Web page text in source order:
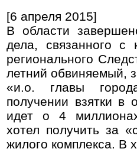
[6 апреля 2015]
В области
дела, связанного с
регионального
летний обвиняемый,
«и.о. главы
получении взятки в
идет о 4
хотел получить за
жилого комплекса. В